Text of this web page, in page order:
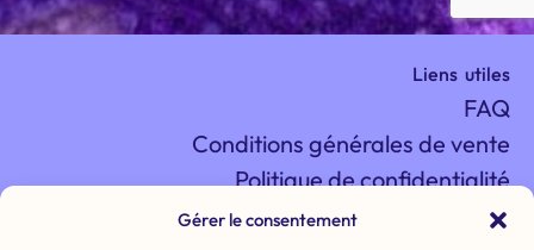
Gérer le consentement
Liens utiles
FAQ
Conditions générales de vente
Politique de confidentialité
Mentions légales